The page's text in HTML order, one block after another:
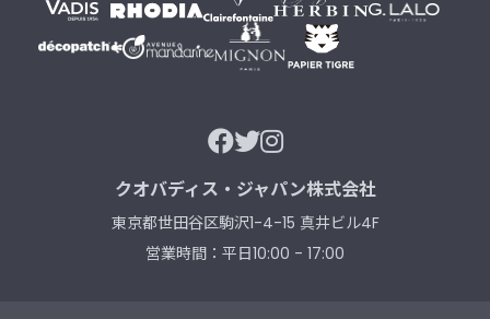
クオバディス・ジャパン株式会社
東京都世田谷区駒沢1-4-15 真井ビル4F
営業時間：平日10:00 - 17:00